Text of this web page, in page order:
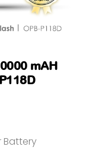
mAH
Battery